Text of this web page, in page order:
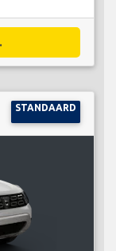
STANDAARD